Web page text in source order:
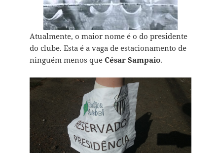
Atualmente, o maior nome é o do presidente
do clube. Esta é a vaga de estacionamento de
ninguém menos que César Sampaio.